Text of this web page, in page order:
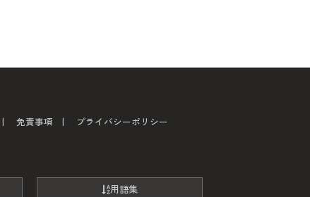
免責事項 プライバシーポリシー
用語集